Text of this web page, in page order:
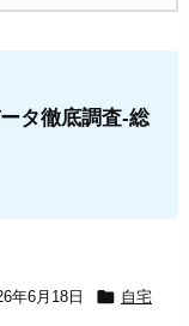
タ徹底調査-総
年6月18日  自宅